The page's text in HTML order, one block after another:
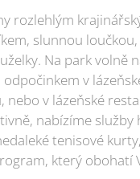
rozlehlým
slunnou loučkou,
Na park volně
v
v lázeňské
nabízíme služby
tenisové
který obohatí